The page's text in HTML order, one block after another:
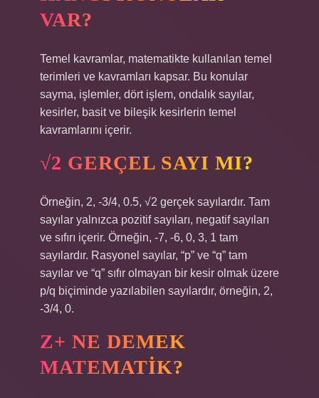
VAR?
Temel kavramlar, matematikte kullanılan temel
terimleri ve kavramları kapsar. Bu konular
sayma, işlemler, dört işlem, ondalık sayılar,
kesirler, basit ve bileşik kesirlerin temel
kavramlarını içerir.
√2 GERÇEL SAYI MI?
Örneğin, 2, -3/4, 0.5, √2 gerçek sayılardır. Tam
sayılar yalnızca pozitif sayıları, negatif sayıları
ve sıfırı içerir. Örneğin, -7, -6, 0, 3, 1 tam
sayılardır. Rasyonel sayılar, “p” ve “q” tam
sayılar ve “q” sıfır olmayan bir kesir olmak üzere
p/q biçiminde yazılabilen sayılardır, örneğin, 2,
-3/4, 0.
Z+ NE DEMEK
MATEMATIK?